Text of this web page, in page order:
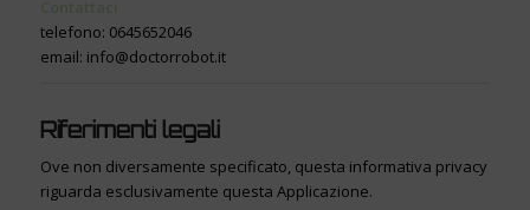
telefono: 0645652046
email: info@doctorrobot.it
Riferimenti legali
Ove non diversamente specificato, questa informativa privacy
riguarda esclusivamente questa Applicazione.